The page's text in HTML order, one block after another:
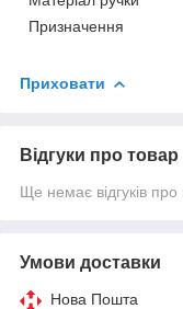
Призначення
Приховати
Відгуки про товар
Ще немає відгуків
Умови доставки
Нова Пошта